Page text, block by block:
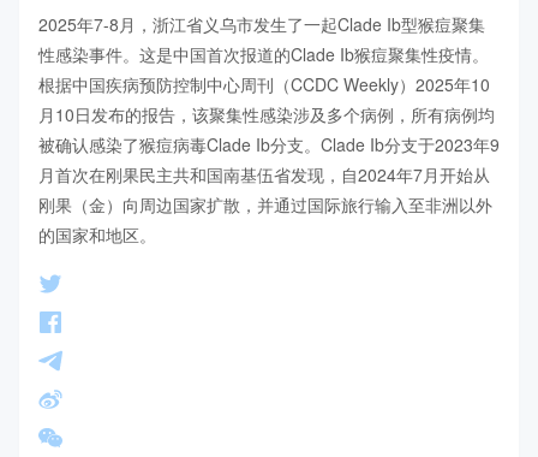
2025年7-8月，浙江省义乌市发生了一起Clade Ib型猴痘聚集
性感染事件。这是中国首次报道的Clade Ib猴痘聚集性疫情。
根据中国疾病预防控制中心周刊（CCDC Weekly）2025年10
月10日发布的报告，该聚集性感染涉及多个病例，所有病例均
被确认感染了猴痘病毒Clade Ib分支。Clade Ib分支于2023年9
月首次在刚果民主共和国南基伍省发现，自2024年7月开始从
刚果（金）向周边国家扩散，并通过国际旅行输入至非洲以外
的国家和地区。